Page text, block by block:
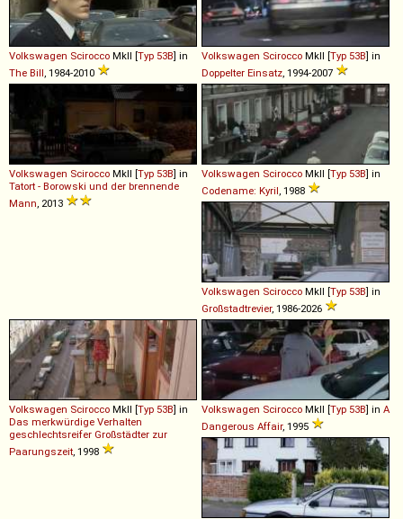
Volkswagen Scirocco MkII [Typ 53B] in
The Bill , 1984-2010
Volkswagen Scirocco MkII [Typ 53B] in
Doppelter Einsatz , 1994-2007
Volkswagen Scirocco MkII [Typ 53B] in
Tatort - Borowski und der brennende
Mann , 2013
Volkswagen Scirocco MkII [Typ 53B] in
Codename: Kyril , 1988
Volkswagen Scirocco MkII [Typ 53B] in
Großstadtrevier, 1986-2026
Volkswagen Scirocco MkII [Typ 53B] in
Das merkwürdige Verhalten
geschlechtsreifer Großstädter zur
Paarungszeit , 1998
Volkswagen Scirocco MkII [Typ 53B] in A
Dangerous Affair, 1995